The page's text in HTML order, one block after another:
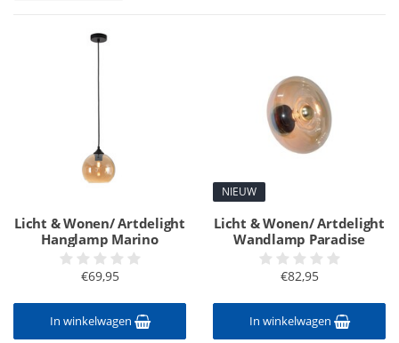
Licht & Wonen/ Artdelight
Hanglamp Marino
€69,95
In winkelwagen
NIEUW
Licht & Wonen/ Artdelight
Wandlamp Paradise
€82,95
In winkelwagen